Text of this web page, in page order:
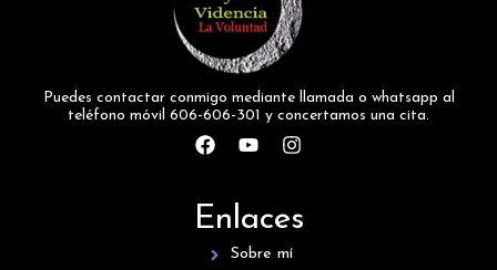
Puedes contactar conmigo mediante llamada o whatsapp al
teléfono móvil 606-606-301 y concertamos una cita.
F
a
b
o
Y
o
u
e
I
n
a
r
Enlaces
Sobre mí